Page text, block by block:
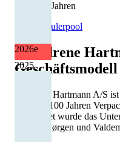
2025
2026e
3 von 13 Jahren
Quelle: Eulerpool
Broedrene
Geschäftsmodell
Brødrene Hartmann A/S
seit über 100 Jahren
Gegründet wurde das
Brüdern Jørgen und